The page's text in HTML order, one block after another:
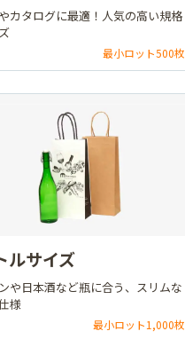
カタログに最適！人気の高い規格
最小ロット500枚
ルサイズ
や日本酒など瓶に合う、スリムな
様
最小ロット1,000枚